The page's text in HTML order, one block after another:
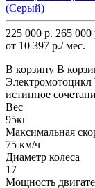
(Серый)
225 000 р. 265 000
от 10 397 р./ мес.
В корзину В
истинное
Вес
95кг
Максимальная
75 км/ч
Диаметр колеса
17
Мощность